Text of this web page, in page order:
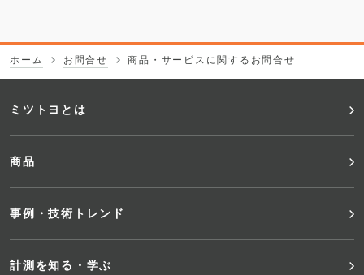
ホーム お問合せ 商品・サービスに関するお問合せ
フ
ッ
タ
ー
メ
ミツトヨとは
商品
事例・技術トレンド
計測を知る・学ぶ